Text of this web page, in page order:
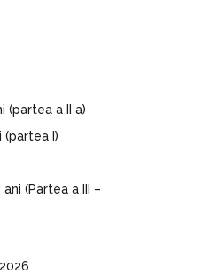
(partea a II a)
(partea I)
(Partea a III –